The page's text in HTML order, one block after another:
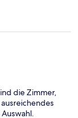
die Zimmer,